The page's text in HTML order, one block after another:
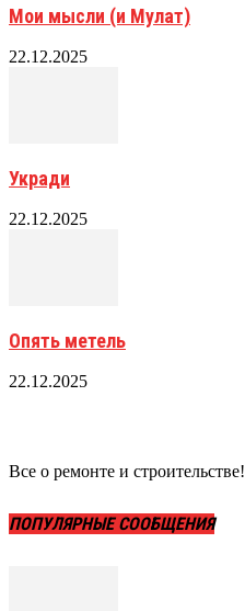
Мои мысли (и Мулат)
22.12.2025
Укради
22.12.2025
Опять метель
22.12.2025
Все о ремонте и строительстве!
ПОПУЛЯРНЫЕ СООБЩЕНИЯ